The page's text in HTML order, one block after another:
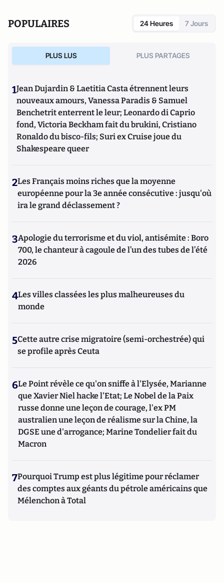
POPULAIRES 24 Heures 7 Jours
PLUS LUS PLUS PARTAGES
1Jean Dujardin & Laetitia Casta étrennent leurs
nouveaux amours, Vanessa Paradis & Samuel
Benchetrit enterrent le leur; Leonardo di Caprio
fond, Victoria Beckham fait du brukini, Cristiano
Ronaldo du bisco-fils; Suri ex Cruise joue du
Shakespeare queer
2Les Français moins riches que la moyenne
européenne pour la 3e année consécutive : jusqu'où
ira le grand déclassement ?
3Apologie du terrorisme et du viol, antisémite : Boro
700, le chanteur à cagoule de l’un des tubes de l’été
2026
4Les villes classées les plus malheureuses du
monde
5Cette autre crise migratoire (semi-orchestrée) qui
se profile après Ceuta
6Le Point révèle ce qu'on sniffe à l'Elysée, Marianne
que Xavier Niel hacke l'Etat; Le Nobel de la Paix
russe donne une leçon de courage, l'ex PM
australien une leçon de réalisme sur la Chine, la
DGSE une d'arrogance; Marine Tondelier fait du
Macron
7Pourquoi Trump est plus légitime pour réclamer
des comptes aux géants du pétrole américains que
Mélenchon à Total